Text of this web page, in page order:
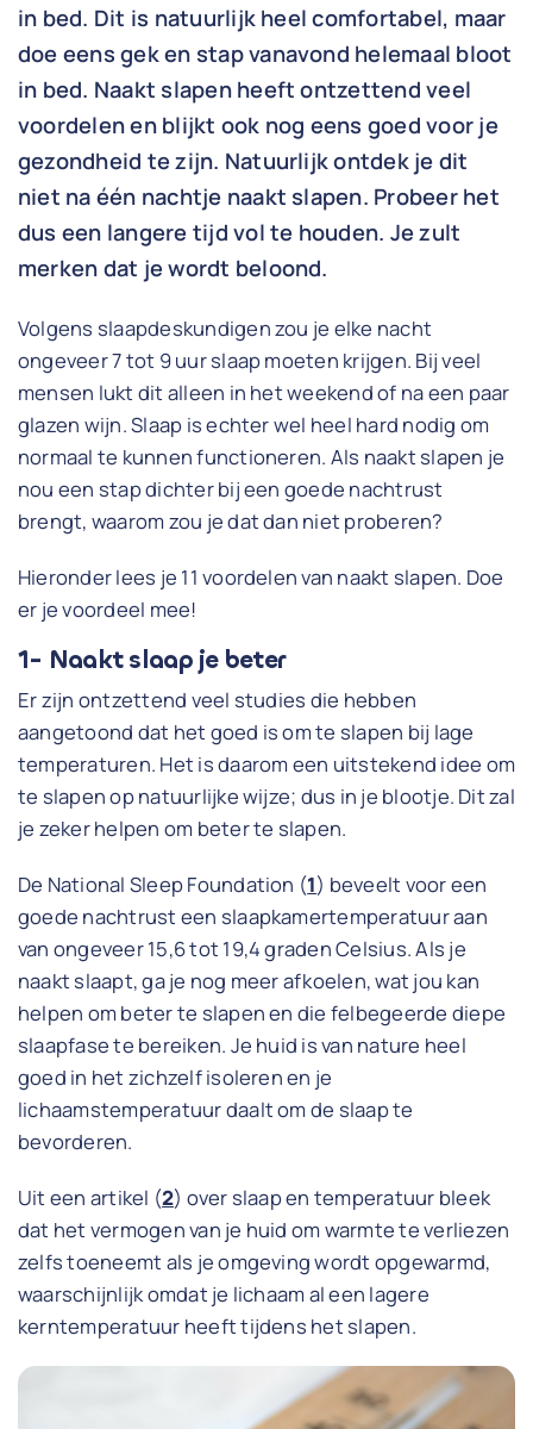
in bed. Dit is natuurlijk heel comfortabel, maar
doe eens gek en stap vanavond helemaal bloot
in bed. Naakt slapen heeft ontzettend veel
voordelen en blijkt ook nog eens goed voor je
gezondheid te zijn. Natuurlijk ontdek je dit
niet na één nachtje naakt slapen. Probeer het
dus een langere tijd vol te houden. Je zult
merken dat je wordt beloond.
Volgens slaapdeskundigen zou je elke nacht
ongeveer 7 tot 9 uur slaap moeten krijgen. Bij veel
mensen lukt dit alleen in het weekend of na een paar
glazen wijn. Slaap is echter wel heel hard nodig om
normaal te kunnen functioneren. Als naakt slapen je
nou een stap dichter bij een goede nachtrust
brengt, waarom zou je dat dan niet proberen?
Hieronder lees je 11 voordelen van naakt slapen. Doe
er je voordeel mee!
1- Naakt slaap je beter
Er zijn ontzettend veel studies die hebben
aangetoond dat het goed is om te slapen bij lage
temperaturen. Het is daarom een uitstekend idee om
te slapen op natuurlijke wijze; dus in je blootje. Dit zal
je zeker helpen om beter te slapen.
De National Sleep Foundation (1) beveelt voor een
goede nachtrust een slaapkamertemperatuur aan
van ongeveer 15,6 tot 19,4 graden Celsius. Als je
naakt slaapt, ga je nog meer afkoelen, wat jou kan
helpen om beter te slapen en die felbegeerde diepe
slaapfase te bereiken. Je huid is van nature heel
goed in het zichzelf isoleren en je
lichaamstemperatuur daalt om de slaap te
bevorderen.
Uit een artikel (2) over slaap en temperatuur bleek
dat het vermogen van je huid om warmte te verliezen
zelfs toeneemt als je omgeving wordt opgewarmd,
waarschijnlijk omdat je lichaam al een lagere
kerntemperatuur heeft tijdens het slapen.